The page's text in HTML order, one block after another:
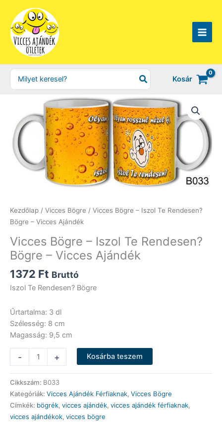
content
Search
for:
Kosár
Kezdőlap / Vicces Bögre / Vicces Bögre – Iszol Te Rendesen?
Bögre – Vicces Ajándék
Vicces Bögre – Iszol Te Rendesen?
Bögre – Vicces Ajándék
1372 Ft Bruttó
Iszol Te Rendesen? Bögre
Űrtartalma: 3 dl
Szélesség: 8 cm
Magasság: 9,5 cm
-
Bögre
-
Iszol
Te
Rendesen?
Bögre
+ Kosárba teszem
Cikkszám: B033
Kategóriák: Vicces Ajándék Férfiaknak, Vicces Bögre
Címkék: bögrék, vicces ajándék, vicces ajándék férfiaknak,
vicces ajándékok, vicces bögre